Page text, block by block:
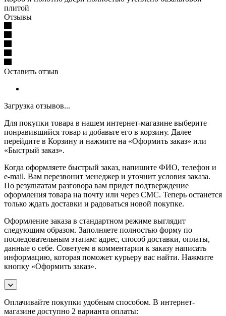
плитой
Отзывы
Оставить отзыв
Загрузка отзывов...
Для покупки товара в нашем интернет-магазине выберите
понравившийся товар и добавьте его в корзину. Далее
перейдите в Корзину и нажмите на «Оформить заказ» или
«Быстрый заказ».
Когда оформляете быстрый заказ, напишите ФИО, телефон и
e-mail. Вам перезвонит менеджер и уточнит условия заказа.
По результатам разговора вам придет подтверждение
оформления товара на почту или через СМС. Теперь останется
только ждать доставки и радоваться новой покупке.
Оформление заказа в стандартном режиме выглядит
следующим образом. Заполняете полностью форму по
последовательным этапам: адрес, способ доставки, оплаты,
данные о себе. Советуем в комментарии к заказу написать
информацию, которая поможет курьеру вас найти. Нажмите
кнопку «Оформить заказ».
Оплачивайте покупки удобным способом. В интернет-
магазине доступно 2 варианта оплаты: